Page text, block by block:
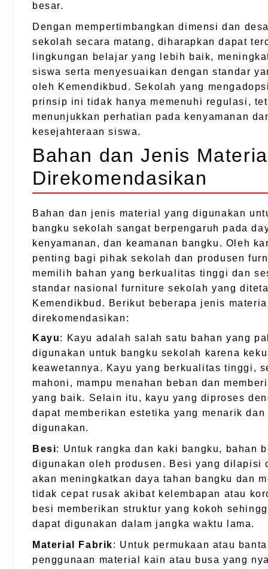
besar.
Dengan mempertimbangkan dimensi dan
sekolah secara matang, diharapkan dapat
lingkungan belajar yang lebih baik,
siswa serta menyesuaikan dengan standar
oleh Kemendikbud. Sekolah yang
prinsip ini tidak hanya memenuhi regulasi,
menunjukkan perhatian pada kenyamanan
kesejahteraan siswa.
Bahan dan Jenis
Direkomendasikan
Bahan dan jenis material yang digunakan
bangku sekolah sangat berpengaruh pada
kenyamanan, dan keamanan bangku. Oleh
penting bagi pihak sekolah dan produsen
memilih bahan yang berkualitas tinggi dan
standar nasional furniture sekolah yang
Kemendikbud. Berikut beberapa jenis
direkomendasikan:
Kayu: Kayu adalah salah satu bahan yang
digunakan untuk bangku sekolah karena
keawetannya. Kayu yang berkualitas tinggi,
mahoni, mampu menahan beban dan
yang baik. Selain itu, kayu yang diproses
dapat memberikan estetika yang menarik dan
digunakan.
Besi: Untuk rangka dan kaki bangku, bahan
digunakan oleh produsen. Besi yang dilapisi
akan meningkatkan daya tahan bangku dan
tidak cepat rusak akibat kelembapan atau
besi memberikan struktur yang kokoh
dapat digunakan dalam jangka waktu lama.
Material Fabrik: Untuk permukaan atau
penggunaan material kain atau busa yang